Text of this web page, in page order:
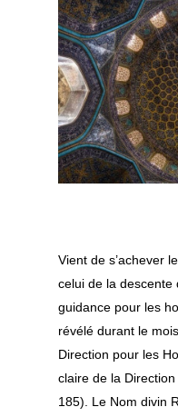
Vient de s’achever
celui de la descente
guidance pour les
révélé durant le
Direction pour les
claire de la
185). Le Nom divin